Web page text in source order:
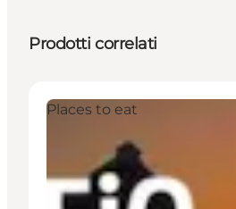
Prodotti correlati
Places to eat